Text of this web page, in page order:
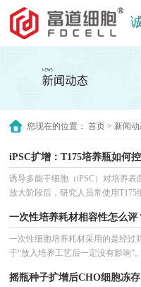
您现在的位置：首页 > 新闻
iPSC扩增：T175培养瓶如何
诱导多能干细胞（iPSC）对培养
放大阶段后，研究人员常使用
养瓶后，包被均匀性、接种分布
沿用小规模操作习惯，容易出现
差异以及传代后细胞活率下降等问
一次性培养耗材相容性怎么评
一次性细胞培养耗材采用的是经过
于“放入培养工艺后一定没有影响”
评价一次性系统材料与细胞培养基
摇瓶种子扩增后CHO细胞冻